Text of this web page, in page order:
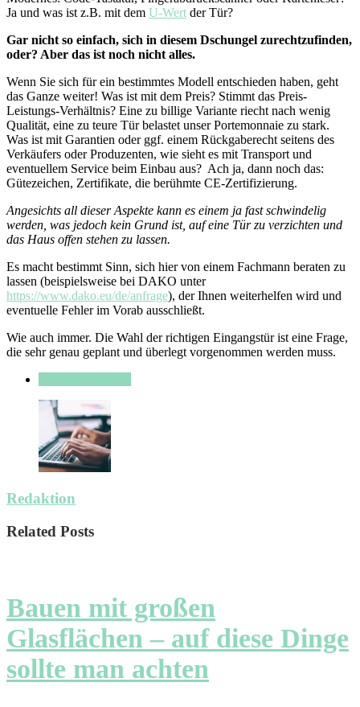
Ja und was ist z.B. mit dem U-Wert der Tür?
Gar nicht so einfach, sich in diesem Dschungel zurechtzufinden,
oder? Aber das ist noch nicht alles.
Wenn Sie sich für ein bestimmtes Modell entschieden haben, geht
das Ganze weiter! Was ist mit dem Preis? Stimmt das Preis-
Leistungs-Verhältnis? Eine zu billige Variante riecht nach wenig
Qualität, eine zu teure Tür belastet unser Portemonnaie zu stark.
Was ist mit Garantien oder ggf. einem Rückgaberecht seitens des
Verkäufers oder Produzenten, wie sieht es mit Transport und
eventuellem Service beim Einbau aus? Ach ja, dann noch das:
Gütezeichen, Zertifikate, die berühmte CE-Zertifizierung.
Angesichts all dieser Aspekte kann es einem ja fast schwindelig
werden, was jedoch kein Grund ist, auf eine Tür zu verzichten und
das Haus offen stehen zu lassen.
Es macht bestimmt Sinn, sich hier von einem Fachmann beraten zu
lassen (beispielsweise bei DAKO unter
https://www.dako.eu/de/anfrage), der Ihnen weiterhelfen wird und
eventuelle Fehler im Vorab ausschließt.
Wie auch immer. Die Wahl der richtigen Eingangstür ist eine Frage,
die sehr genau geplant und überlegt vorgenommen werden muss.
Redaktion
Related Posts
Bauen mit großen
Glasflächen – auf diese Dinge
sollte man achten